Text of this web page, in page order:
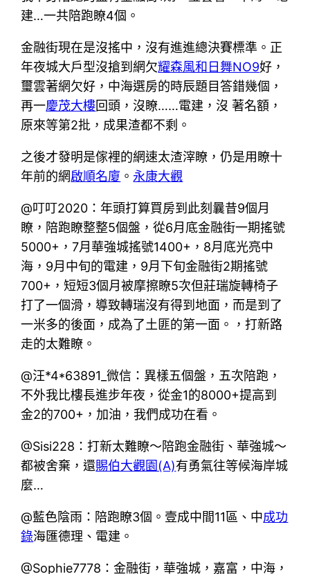
建…一共陪跑瞭4個。
金融街現在是沒搖中，沒有進進總決賽標準。正
年夜城大戶型沒搶到網欠耀森風和日舞NO9好，
璽雲著網欠好，中海選房的時辰題目答錯幾個，
再一慶茂大樓回頭，沒瞭……電建，沒 著名額，
原來等第2批，成果渣都不剩。
之後才發明是傢裡的網速太渣滓瞭，仍是用瞭十
年前的網啟順名廈 。 永康大觀
@叮叮2020：年頭打算買房到此刻曩昔9個月
瞭，陪跑瞭整整5個盤，從6月底金融街一期搖號
5000+，7月華強城搖號1400+，8月底光亮中
海，9月中旬的電建，9月下旬金融街2期搖號
700+，短短3個月被摩擦瞭5次但莊瑞旋轉椅子
打了一個滑，導致轉瑞沒有得到地面，而是到了
一米多的後面，成為了土匪的第一面。，打新路
走的太難瞭。
@汪*4*63891_微信：異樣五個盤，五次陪跑，
不外我比樓長進步年夜，從金1的8000+提高到
金2的700+，加油，我們成功在看。
@Sisi228：打新太難瞭～陪跑金融街、華強城～
都被舍棄，還賜伯大觀園(A)有勇氣往等候海岸城
麼…
@藍色陰雨：陪跑瞭3個。壹成中間11區、中成功
錄海匯德理、電建。
@Sophie7778：金融街，華強城，嘉富，中海，